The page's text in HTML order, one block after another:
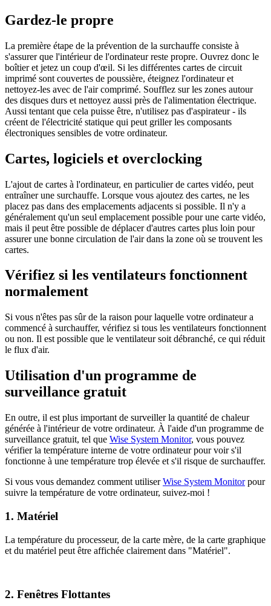
Gardez-le propre
La première étape de la prévention de la surchauffe consiste à
s'assurer que l'intérieur de l'ordinateur reste propre. Ouvrez donc le
boîtier et jetez un coup d'œil. Si les différentes cartes de circuit
imprimé sont couvertes de poussière, éteignez l'ordinateur et
nettoyez-les avec de l'air comprimé. Soufflez sur les zones autour
des disques durs et nettoyez aussi près de l'alimentation électrique.
Aussi tentant que cela puisse être, n'utilisez pas d'aspirateur - ils
créent de l'électricité statique qui peut griller les composants
électroniques sensibles de votre ordinateur.
Cartes, logiciels et overclocking
L'ajout de cartes à l'ordinateur, en particulier de cartes vidéo, peut
entraîner une surchauffe. Lorsque vous ajoutez des cartes, ne les
placez pas dans des emplacements adjacents si possible. Il n'y a
généralement qu'un seul emplacement possible pour une carte vidéo,
mais il peut être possible de déplacer d'autres cartes plus loin pour
assurer une bonne circulation de l'air dans la zone où se trouvent les
cartes.
Vérifiez si les ventilateurs fonctionnent
normalement
Si vous n'êtes pas sûr de la raison pour laquelle votre ordinateur a
commencé à surchauffer, vérifiez si tous les ventilateurs fonctionnent
ou non. Il est possible que le ventilateur soit débranché, ce qui réduit
le flux d'air.
Utilisation d'un programme de
surveillance gratuit
En outre, il est plus important de surveiller la quantité de chaleur
générée à l'intérieur de votre ordinateur. À l'aide d'un programme de
surveillance gratuit, tel que Wise System Monitor, vous pouvez
vérifier la température interne de votre ordinateur pour voir s'il
fonctionne à une température trop élevée et s'il risque de surchauffer.
Si vous vous demandez comment utiliserWise System Monitorpour
suivre la température de votre ordinateur, suivez-moi !
1. Matériel
La température du processeur, de la carte mère, de la carte graphique
et du matériel peut être affichée clairement dans "Matériel".
2. Fenêtres Flottantes